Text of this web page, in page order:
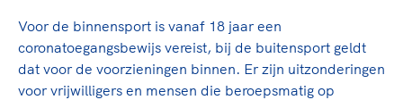
Lees verder
En wat mag vooral niet? Een gedragscode geeft
hier richting aan en is dus een belangrijk
onderdeel van het clubbeleid rondom gewenst en
ongewenst gedrag.
Voor de binnensport is vanaf 18 jaar een
coronatoegangsbewijs vereist, bij de buitensport geldt
dat voor de voorzieningen binnen. Er zijn uitzonderingen
voor vrijwilligers en mensen die beroepsmatig op